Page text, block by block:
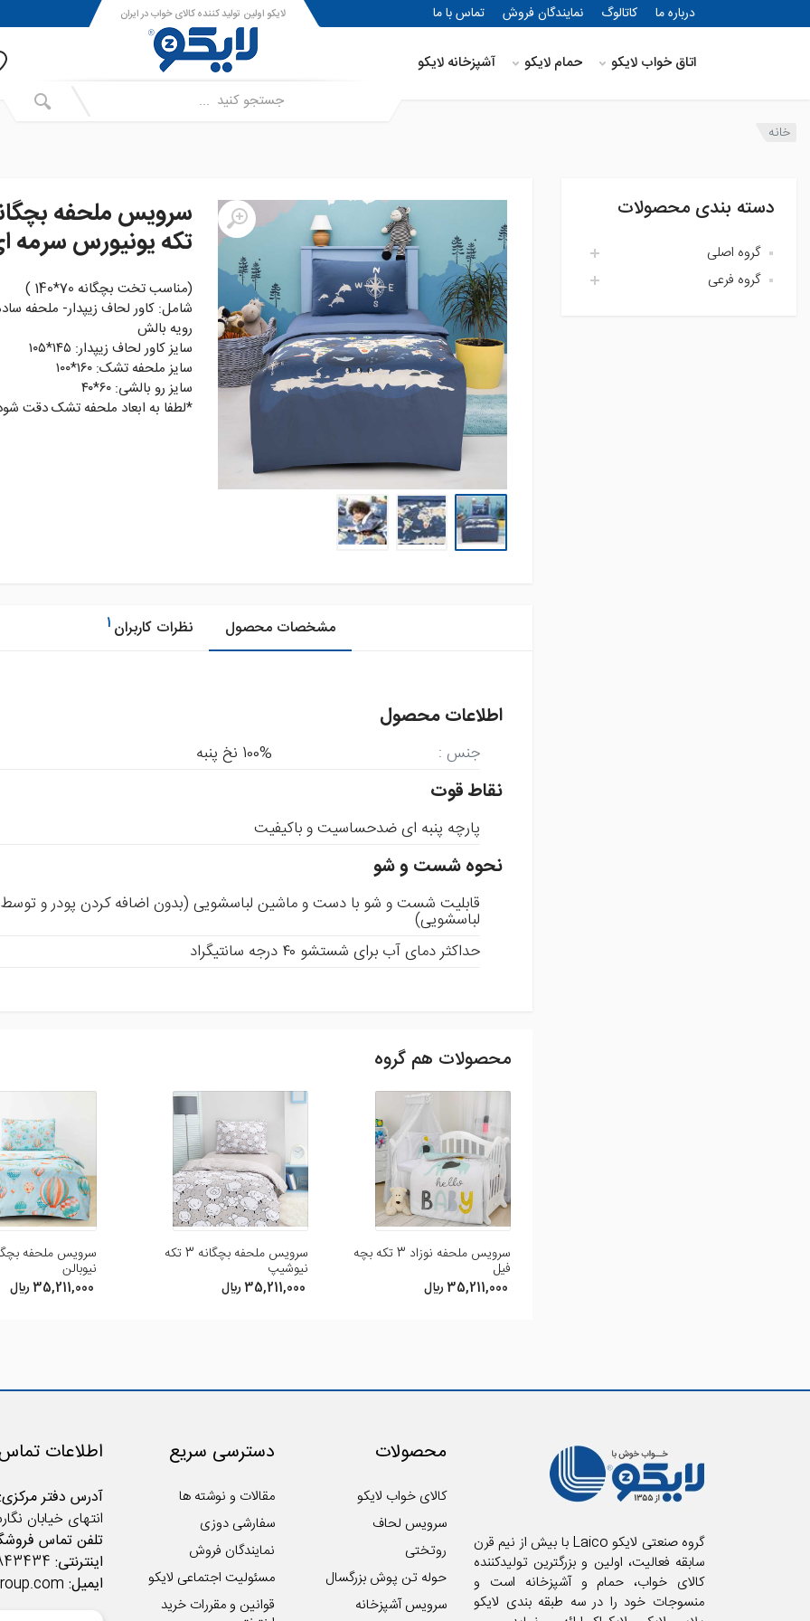
درباره ما کاتالوگ نمایندگان فروش تماس با ما
اتاق خواب لایکو حمام لایکو آشپزخانه لایکو
لایکو اولین تولید کننده کالای خواب در ایران
خانه
دسته بندی محصولات
گروه اصلی
اتاق خواب لایکوگروه فرعی
تکه یونیورس سرمه
(مناسب تخت بچگانه 70*140 )
شامل: کاور لحاف زیپدار- ملحفه
رویه بالش
سایز کاور لحاف زیپدار: ۱۴۵*۱۰۵
سایز ملحفه تشک: ۱۶۰*۱۰۰
سایز رو بالشی: ۶۰*۴۰
*لطفا به ابعاد ملحفه تشک دقت
مشخصات محصول نظرات کاربران 1
اطلاعات محصول
جنس : 100% نخ پنبه
نقاط قوت
پارچه پنبه ای ضدحساسیت و باکیفیت
نحوه شست و شو
قابلیت شست و شو با دست و ماشین لباسشویی (بدون اضافه کردن پودر و
لباسشویی)
حداکثر دمای آب برای شستشو ۴۰ درجه سانتیگراد
ثبت نظر
شما می توانید با ثبت نظر و امتیاز خود ما را در بهبود محصولات یاری رسانید .
افزودن نظر
مهدیه بابایی
1402/11/04 15:46:17
شود. ممنون. از طرح
میشه.ممنون
محصولات هم گروه
سرویس ملحفه نوزاد 3 تکه بچه
فیل
35,211,000 ريال
سرویس ملحفه بچگانه 3 تکه
نیوشیپ
35,211,000 ريال
نیوبالن
35,211,000 ريال
گروه صنعتی لایکو Laico با بیش از نیم قرن
سابقه فعالیت، اولین و بزرگترین تولیدکننده
کالای خواب، حمام و آشپزخانه است و
منسوجات خود را در سه طبقه بندی لایکو
محصولات
کالای خواب لایکو
سرویس لحاف
روتختی
حوله تن پوش بزرگسال
سرویس آشپزخانه
دسترسی سریع
مقالات و نوشته ها
سفارشی دوزی
نمایندگان فروش
مسئولیت اجتماعی لایکو
قوانین و مقررات خرید
اطلاعات
آدرس دفتر مرکزی:
انتهای خیابان
تلفن تماس
اینترنتی:
ایمیل: